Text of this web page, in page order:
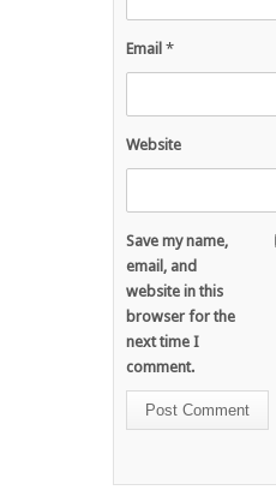
Email *
Website
Save my name,
email, and
website in this
browser for the
next time I
comment.